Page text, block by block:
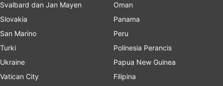
Svalbard dan Jan Mayen
Slovakia
San Marino
Turki
Ukraine
Vatican City
Oman
Panama
Peru
Polinesia Perancis
Papua New Guinea
Filipina